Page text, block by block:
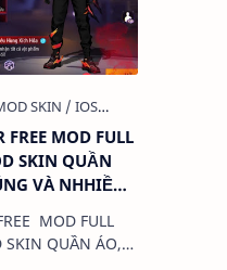
FREE MOD FULL
SKIN QUẦN
VÀ NHHIỀU
MOD FULL
SKIN QUẦN ÁO,